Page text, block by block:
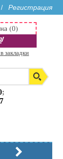
/ Регистрация
;
(0)
закладки